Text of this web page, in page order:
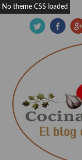
No theme CSS loaded